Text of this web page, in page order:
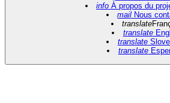
info À propos du
mail Nous
translate
translate
translate
translate